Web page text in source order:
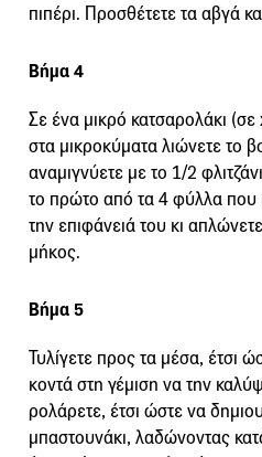
πιπέρι. Προσθέτετε τα αβγά
Βήμα 4
Σε ένα μικρό κατσαρολάκι
στα μικροκύματα λιώνετε το
αναμιγνύετε με το 1/2
το πρώτο από τα 4 φύλλα που
την επιφάνειά του κι
μήκος.
Βήμα 5
Τυλίγετε προς τα μέσα, έτσι
κοντά στη γέμιση να την
ρολάρετε, έτσι ώστε να
μπαστουνάκι, λαδώνοντας